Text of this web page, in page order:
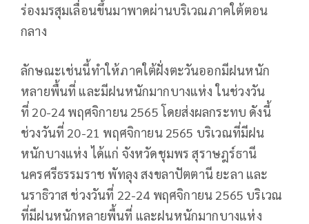
ร่องมรสุมเลื่อนขึ้นมาพาดผ่านบริเวณภาคใต้ตอน
กลาง
ลักษณะเช่นนี้ทําให้ภาคใต้ฝั่งตะวันออกมีฝนหนัก
หลายพื้นที่ และมีฝนหนักมากบางแห่ง ในช่วงวัน
ที่ 20-24 พฤศจิกายน 2565 โดยส่งผลกระทบ ดังนี้
ช่วงวันที่ 20-21 พฤศจิกายน 2565 บริเวณที่มีฝน
หนักบางแห่ง ได้แก่ จังหวัดชุมพร สุราษฎร์ธานี
นครศรีธรรมราช พัทลุง สงขลาปัตตานี ยะลา และ
นราธิวาส ช่วงวันที่ 22-24 พฤศจิกายน 2565 บริเวณ
ที่มีฝนหนักหลายพื้นที่ และฝนหนักมากบางแห่ง